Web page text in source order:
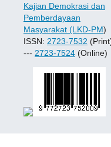
Kajian Demokrasi dan
Pemberdayaan
Masyarakat (LKD-PM)
ISSN: 2723-7532
--- 2723-7524 (Online)